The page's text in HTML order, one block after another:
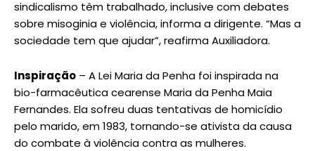
sindicalismo têm trabalhado, inclusive com debates
sobre misoginia e violência, informa a dirigente. “Mas a
sociedade tem que ajudar”, reafirma Auxiliadora.
Inspiração – A Lei Maria da Penha foi inspirada na
bio-farmacêutica cearense Maria da Penha Maia
Fernandes. Ela sofreu duas tentativas de homicídio
pelo marido, em 1983, tornando-se ativista da causa
do combate à violência contra as mulheres.